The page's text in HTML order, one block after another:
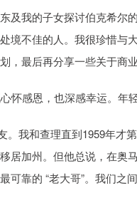
及我的子女探讨伯克希尔
境不佳的人。我很珍惜与
最后再分享一些关于商业
感恩，也深感幸运。年
。我和查理直到1959年
居加州。但他总说，在奥
可靠的 “老大哥”。我们